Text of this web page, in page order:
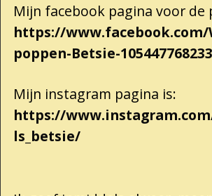
Mijn facebook pagina voor de
https://
poppen-Betsie-
Mijn instagram pagina is:
https://
ls_betsie/